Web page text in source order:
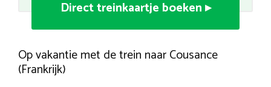
Direct treinkaartje boeken ▸
Op vakantie met de trein naar Cousance
(Frankrijk)